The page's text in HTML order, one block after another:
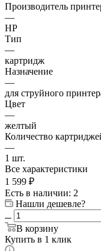
Производитель
—
HP
Тип
—
картридж
Назначение
—
для струйного
Цвет
—
желтый
Количество
—
1 шт.
Все характеристики
1 599 ₽
Есть в наличии: 2
Нашли дешевле?
В корзину
Купить в 1 клик